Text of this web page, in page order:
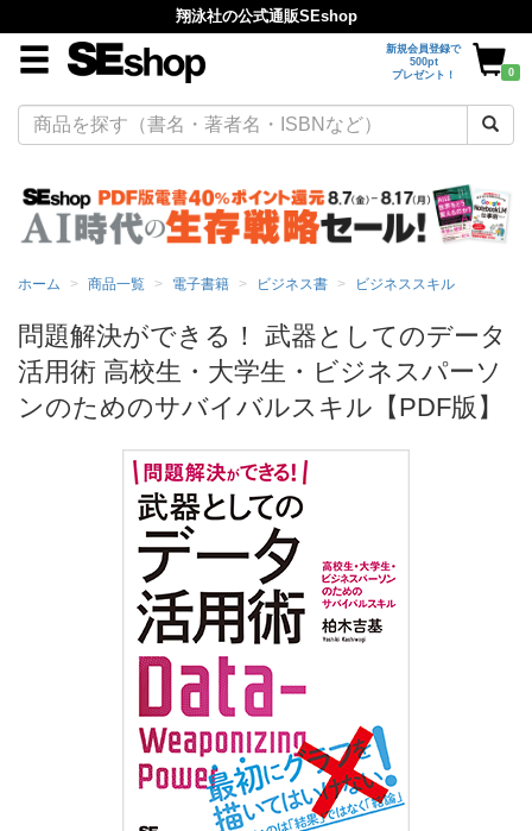
翔泳社の公式通販SEshop
新規会員登録で
500pt
プレゼント！
0
ホーム 商品一覧 電子書籍 ビジネス書 ビジネススキル
問題解決ができる！ 武器としてのデータ
活用術 高校生・大学生・ビジネスパーソ
ンのためのサバイバルスキル【PDF版】